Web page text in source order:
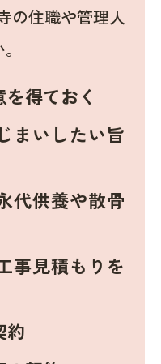
の住職や管理人
得ておく
まいしたい旨
代供養や散骨
事見積もりを
約